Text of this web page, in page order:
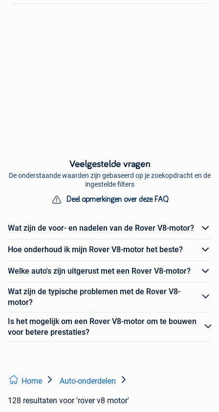
Veelgestelde vragen
De onderstaande waarden zijn gebaseerd op je zoekopdracht en de
ingestelde filters
Deel opmerkingen over deze FAQ
Wat zijn de voor- en nadelen van de Rover V8-motor?
Hoe onderhoud ik mijn Rover V8-motor het beste?
Welke auto's zijn uitgerust met een Rover V8-motor?
Wat zijn de typische problemen met de Rover V8-
motor?
Is het mogelijk om een Rover V8-motor om te bouwen
voor betere prestaties?
Home Auto-onderdelen
128 resultaten voor 'rover v8 motor'